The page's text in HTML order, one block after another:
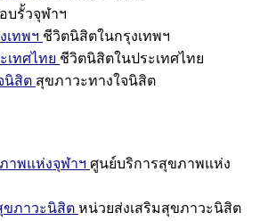
บรั้วจุฬาฯ
เทพฯ ชีวิตนิสิตในกรุงเทพฯ
เทศไทย ชีวิตนิสิตในประเทศไทย
นิสิต สุขภาวะทางใจนิสิต
าพแห่งจุฬาฯ ศูนย์บริการสุขภาพแห่ง
ขภาวะนิสิต หน่วยส่งเสริมสุขภาวะนิสิต